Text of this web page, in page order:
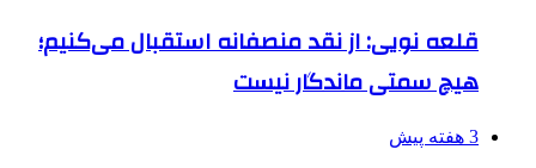
قلعه نویی: از نقد منصفانه استقبال می‌کنیم؛
هیچ سمتی ماندگار نیست
3 هفته پیش